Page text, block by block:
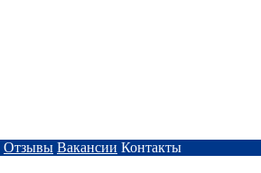
Отзывы Вакансии Контакты